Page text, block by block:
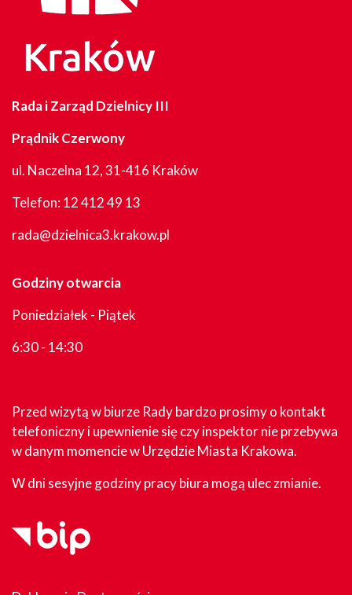
Rada i Zarząd Dzielnicy III
Prądnik Czerwony
ul. Naczelna 12, 31-416 Kraków
Telefon:12 412 49 13
rada@dzielnica3.krakow.pl
Godziny otwarcia
Poniedziałek - Piątek
6:30 - 14:30
Przed wizytą w biurze Rady bardzo prosimy o kontakt
telefoniczny i upewnienie się czy inspektor nie przebywa
w danym momencie w Urzędzie Miasta Krakowa.
W dni sesyjne godziny pracy biura mogą ulec zmianie.